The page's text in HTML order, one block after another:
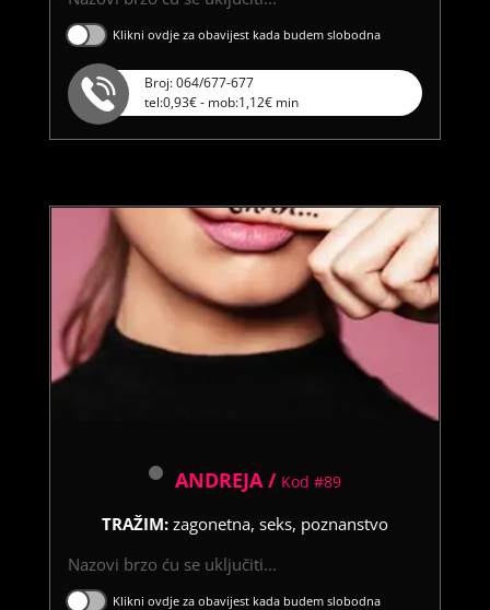
Klikni ovdje za obavijest kada budem slobodna
Broj: 064/677-677
tel:0,93€ - mob:1,12€ min
ANDREJA / Kod #89
TRAŽIM: zagonetna, seks, poznanstvo
Nazovi brzo ću se uključiti...
Klikni ovdje za obavijest kada budem slobodna